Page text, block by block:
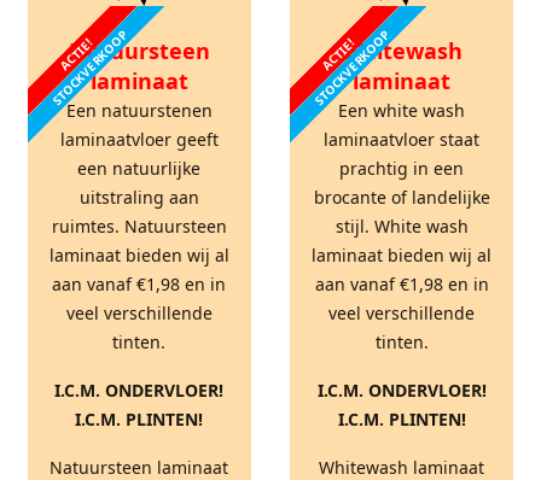
ACTIE!
STOCKVERKOOP
Natuursteen
laminaat
Een natuurstenen
laminaatvloer geeft
een natuurlijke
uitstraling aan
ruimtes. Natuursteen
laminaat bieden wij al
aan vanaf €1,98 en in
veel verschillende
tinten.
I.C.M. ONDERVLOER!
I.C.M. PLINTEN!
Natuursteen laminaat
ACTIE!
STOCKVERKOOP
Whitewash
laminaat
Een white wash
laminaatvloer staat
prachtig in een
brocante of landelijke
stijl. White wash
laminaat bieden wij al
aan vanaf €1,98 en in
veel verschillende
tinten.
I.C.M. ONDERVLOER!
I.C.M. PLINTEN!
Whitewash laminaat